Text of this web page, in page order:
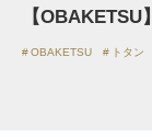
【OBAKETSU】
OBAKETSU トタン